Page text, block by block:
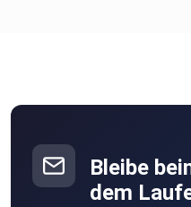
Bleibe
dem